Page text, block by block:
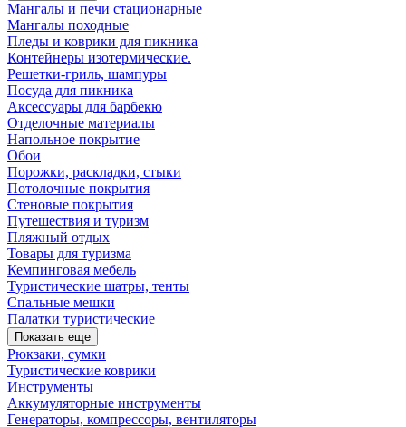
Мангалы и печи стационарные
Мангалы походные
Пледы и коврики для пикника
Контейнеры изотермические.
Решетки-гриль, шампуры
Посуда для пикника
Аксессуары для барбекю
Отделочные материалы
Напольное покрытие
Обои
Порожки, раскладки, стыки
Потолочные покрытия
Стеновые покрытия
Путешествия и туризм
Пляжный отдых
Товары для туризма
Кемпинговая мебель
Туристические шатры, тенты
Спальные мешки
Палатки туристические
Показать еще
Рюкзаки, сумки
Туристические коврики
Инструменты
Аккумуляторные инструменты
Генераторы, компрессоры, вентиляторы